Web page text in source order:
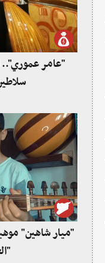
"عامر
"ميار شاهين"